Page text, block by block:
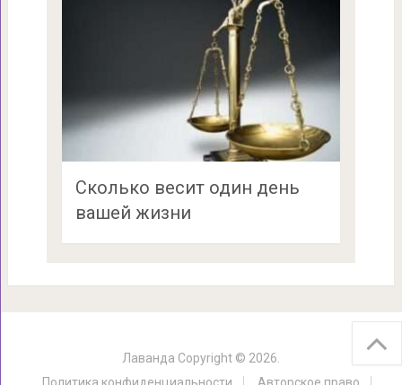
Сколько весит один день
вашей жизни
Лаванда Copyright © 2026.
Политика конфиденциальности
Авторское право